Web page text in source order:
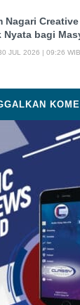
Nagari
Nyata bagi
JUL 2026 | 09:26 WIB